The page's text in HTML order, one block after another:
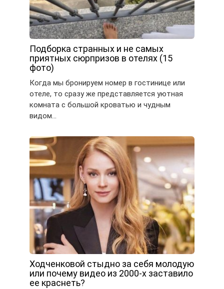
Подборка странных и не самых
приятных сюрпризов в отелях (15
фото)
Когда мы бронируем номер в гостинице или
отеле, то сразу же представляется уютная
комната с большой кроватью и чудным
видом…
Ходченковой стыдно за себя молодую
или почему видео из 2000-х заставило
ее краснеть?